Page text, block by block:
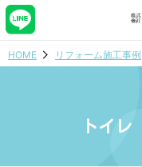
HOME リフォーム施工事例
トイレ